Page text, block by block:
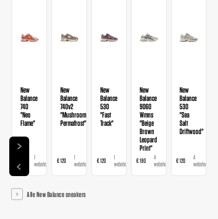
New
Balance
740
"Neo
Flame"
1
webshop
New
Balance
740v2
"Mushroom
Permafrost"
€ 120
1
webshop
New
Balance
530
"Fast
Track"
€ 120
1
webshop
New
Balance
9060
Wmns
"Beige
Brown
Leopard
Print"
€ 190
4
webshops
New
Balance
530
"Sea
Salt
Driftwood"
€ 120
4
webshops
Alle New Balance sneakers